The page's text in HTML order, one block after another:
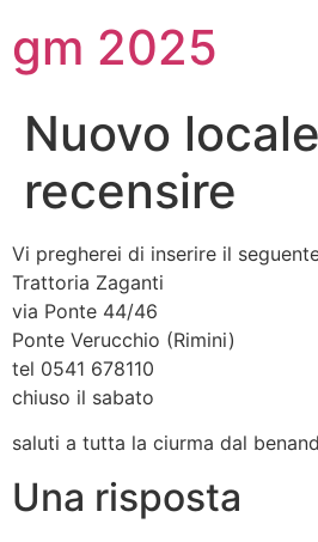
gm 2025
Nuovo
recensire
Vi pregherei di inserire il
Trattoria Zaganti
via Ponte 44/46
Ponte Verucchio (Rimini)
tel 0541 678110
chiuso il sabato
saluti a tutta la ciurma dal
Una risposta